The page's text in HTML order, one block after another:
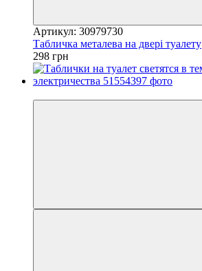
Артикул: 30979730
Табличка металева на двері туалету
298 грн